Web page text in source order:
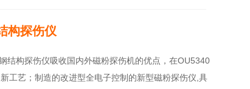
构探伤仪
结构探伤仪吸收国内外磁粉探伤机的优点，在OU5340
工艺；制造的改进型全电子控制的新型磁粉探伤仪,具